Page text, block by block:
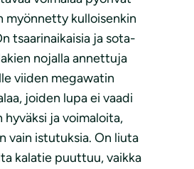
myönnetty kulloisenkin
tsaarinaikaisia ja sota-
nojalla annettuja
viiden megawatin
joiden lupa ei vaadi
hyväksi ja voimaloita,
vain istutuksia. On liuta
kalatie puuttuu, vaikka